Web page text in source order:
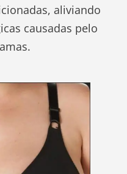
aliviando
causadas pelo